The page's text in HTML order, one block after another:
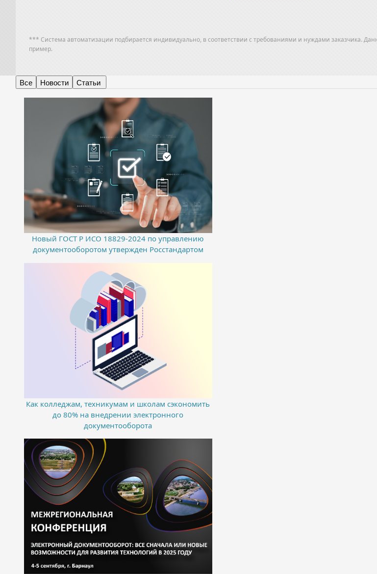
*** Система автоматизации подбирается индивидуально, в соответствии с требованиями и нуждами заказчика.
пример.
Новый ГОСТ Р ИСО 18829-2024 по управлению
документооборотом утвержден Росстандартом
Как колледжам, техникумам и школам сэкономить
до 80% на внедрении электронного
документооборота